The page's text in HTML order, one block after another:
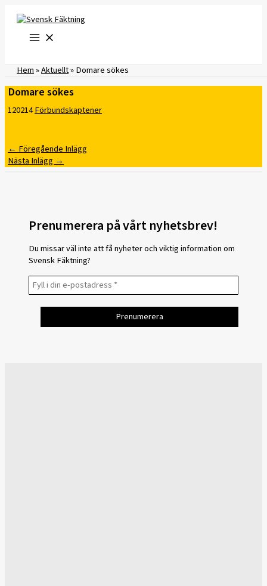
innehåll
Hem»Aktuellt»Domare sökes
Domare sökes
120214Förbundskaptener
← Föregående Inlägg
Nästa Inlägg →
Prenumerera på vårt nyhetsbrev!
Du missar väl inte att få nyheter och viktig information om
Svensk Fäktning?